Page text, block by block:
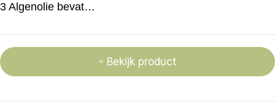
3 Algenolie bevat…
Bekijk product